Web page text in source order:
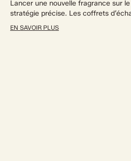
Lancer une nouvelle fragrance sur
stratégie précise. Les coffrets
EN SAVOIR PLUS